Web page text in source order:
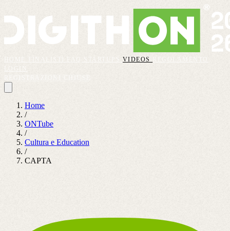
VIDEOS
REGOLAMENTO
Home
/
ONTube
/
Cultura e Education
/
CAPTA